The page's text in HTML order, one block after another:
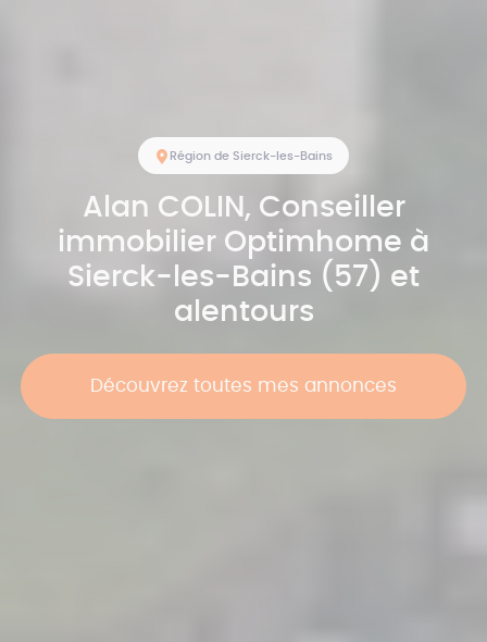
Région de Sierck-les-Bains
Alan COLIN , Conseiller
immobilier Optimhome à
Sierck-les-Bains (57) et
alentours
Découvrez toutes mes annonces